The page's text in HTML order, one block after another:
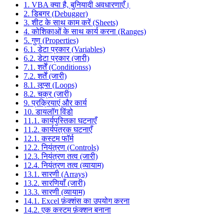
1. VBA क्या है, बुनियादी अवधारणाएँ।
2. डिबगर (Debugger)
3. शीट के साथ काम करें (Sheets)
4. कोशिकाओं के साथ कार्य करना (Ranges)
5. गुण (Properties)
6.1. डेटा प्रकार (Variables)
6.2. डेटा प्रकार (जारी)
7.1. शर्तें (Conditionss)
7.2. शर्तें (जारी)
8.1. लूप्स (Loops)
8.2. चक्र (जारी)
9. प्रक्रियाएं और कार्य
10. डायलॉग विंडो
11.1. कार्यपुस्तिका घटनाएँ
11.2. कार्यपत्रक घटनाएँ
12.1. कस्टम फॉर्म
12.2. नियंत्रण (Controls)
12.3. नियंत्रण तत्व (जारी)
12.4. नियंत्रण तत्व (व्यायाम)
13.1. सारणी (Arrays)
13.2. सारणियाँ (जारी)
13.3. सारणी (व्यायाम)
14.1. Excel फ़ंक्शंस का उपयोग करना
14.2. एक कस्टम फ़ंक्शन बनाना